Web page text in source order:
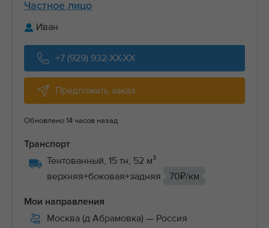
Частное лицо
Иван
+7 (929) 932-XX-XX
Предложить заказ
Обновлено 14 часов назад
Транспорт
Тентованный, 15 тн, 52 м³
верхняя+боковая+задняя
70₽/км
Мои направления
Москва (д Абрамовка) — Россия